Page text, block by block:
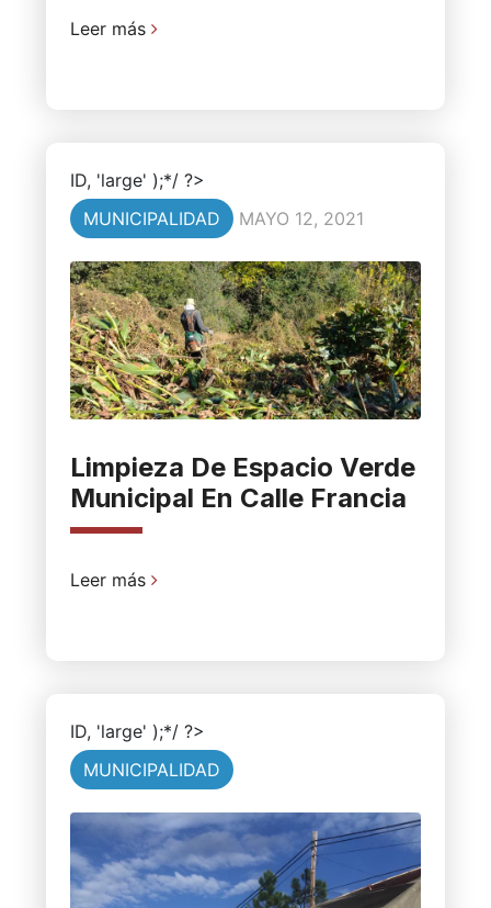
Leer más
ID, 'large' );*/ ?>
MUNICIPALIDAD
MAYO 12, 2021
Limpieza De Espacio Verde
Municipal En Calle Francia
Leer más
ID, 'large' );*/ ?>
MUNICIPALIDAD